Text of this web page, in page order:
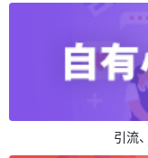
引流